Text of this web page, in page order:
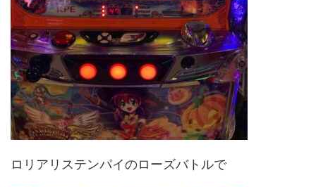
ロリアリステンパイのローズバトルで